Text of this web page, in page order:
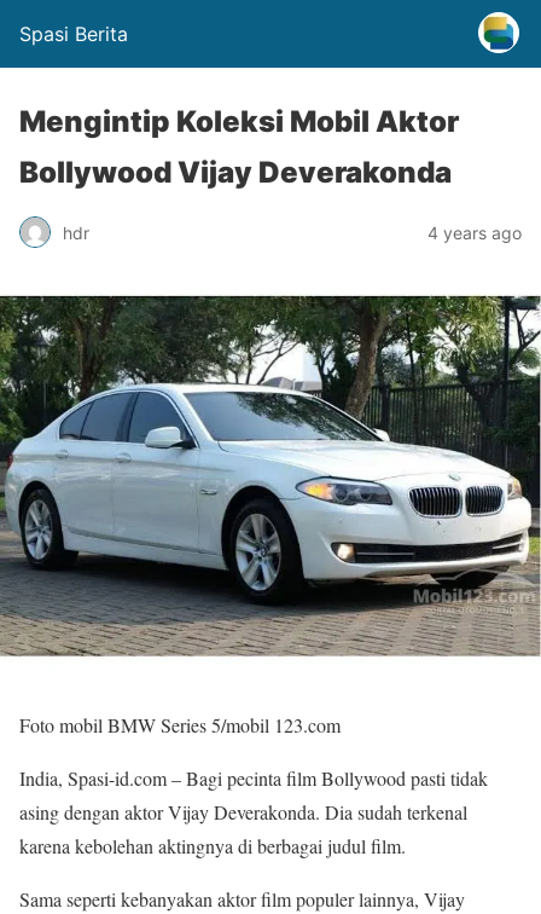
Spasi Berita
Mengintip Koleksi Mobil Aktor
Bollywood Vijay Deverakonda
hdr 4 years ago
Foto mobil BMW Series 5/mobil 123.com
India, Spasi-id.com – Bagi pecinta film Bollywood pasti tidak
asing dengan aktor Vijay Deverakonda. Dia sudah terkenal
karena kebolehan aktingnya di berbagai judul film.
Sama seperti kebanyakan aktor film populer lainnya, Vijay